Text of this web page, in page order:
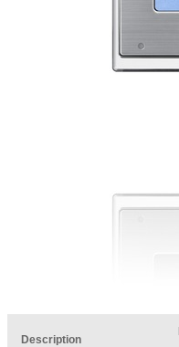
Description